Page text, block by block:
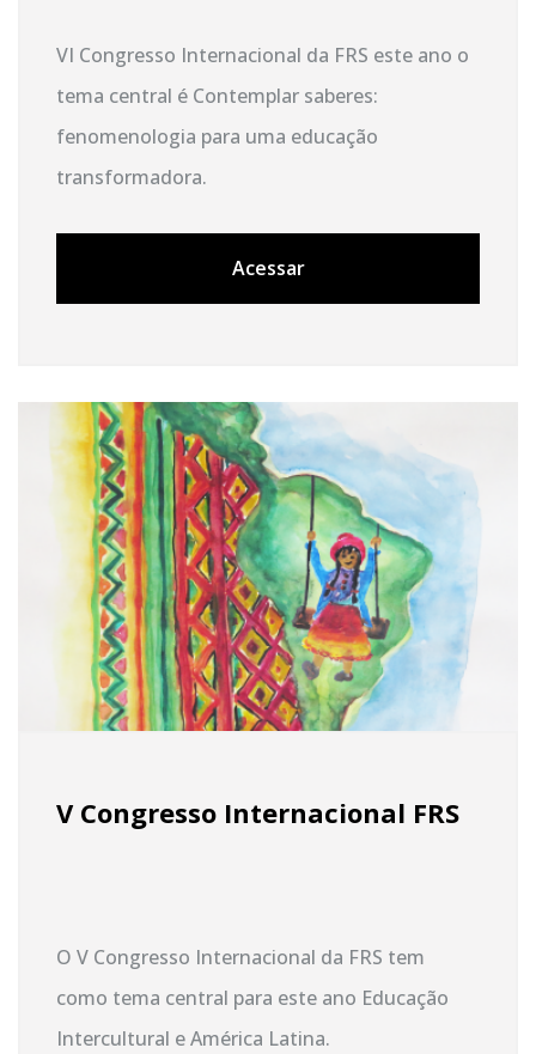
VI Congresso Internacional da FRS este ano o
tema central é Contemplar saberes:
fenomenologia para uma educação
transformadora.
Acessar
V Congresso Internacional FRS
O V Congresso Internacional da FRS tem
como tema central para este ano Educação
Intercultural e América Latina.